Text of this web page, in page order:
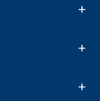
+
+
+